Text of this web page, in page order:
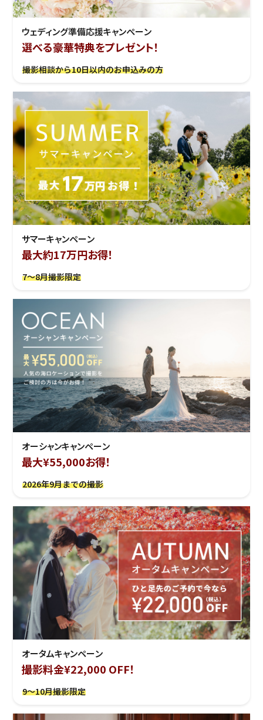
ウェディング準備応援キャンぺーン
選べる豪華特典をプレゼント！
撮影相談から10日以内のお申込みの方
サマーキャンペーン
最大約17万円お得！
7～8月撮影限定
オーシャンキャンペーン
最大¥55,000お得！
2026年9月までの撮影
オータムキャンペーン
撮影料金¥22,000 OFF！
9～10月撮影限定